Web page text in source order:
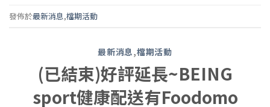
發佈於最新消息,檔期活動
最新消息,檔期活動
(已結束)好評延長~BEING
sport健康配送有Foodomo